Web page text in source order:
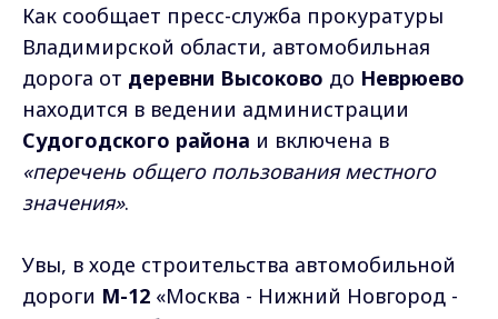
Как сообщает пресс-служба прокуратуры
Владимирской области, автомобильная
дорога от деревни Высоково до Неврюево
находится в ведении администрации
Судогодского района и включена в
«перечень общего пользования местного
значения».
Увы, в ходе строительства автомобильной
дороги М-12 «Москва - Нижний Новгород -